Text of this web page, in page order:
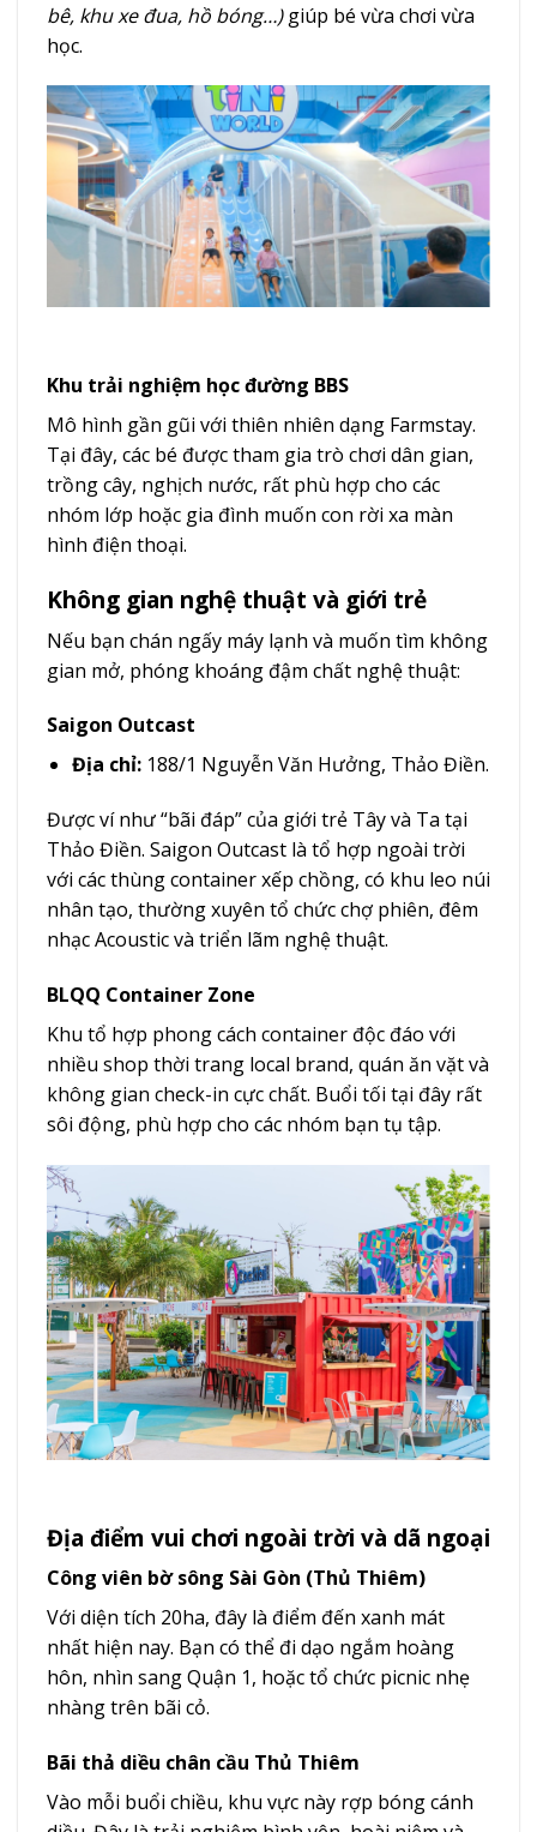
bê, khu xe đua, hồ bóng…)giúp bé vừa chơi vừa
học.
Khu trải nghiệm học đường BBS
Mô hình gần gũi với thiên nhiên dạng Farmstay.
Tại đây, các bé được tham gia trò chơi dân gian,
trồng cây, nghịch nước, rất phù hợp cho các
nhóm lớp hoặc gia đình muốn con rời xa màn
hình điện thoại.
Không gian nghệ thuật và giới trẻ
Nếu bạn chán ngấy máy lạnh và muốn tìm không
gian mở, phóng khoáng đậm chất nghệ thuật:
Saigon Outcast
Địa chỉ:188/1 Nguyễn Văn Hưởng, Thảo Điền.
Được ví như “bãi đáp” của giới trẻ Tây và Ta tại
Thảo Điền. Saigon Outcast là tổ hợp ngoài trời
với các thùng container xếp chồng, có khu leo núi
nhân tạo, thường xuyên tổ chức chợ phiên, đêm
nhạc Acoustic và triển lãm nghệ thuật.
BLQQ Container Zone
Khu tổ hợp phong cách container độc đáo với
nhiều shop thời trang local brand, quán ăn vặt và
không gian check-in cực chất. Buổi tối tại đây rất
sôi động, phù hợp cho các nhóm bạn tụ tập.
Địa điểm vui chơi ngoài trời và dã ngoại
Công viên bờ sông Sài Gòn (Thủ Thiêm)
Với diện tích 20ha, đây là điểm đến xanh mát
nhất hiện nay. Bạn có thể đi dạo ngắm hoàng
hôn, nhìn sang Quận 1, hoặc tổ chức picnic nhẹ
nhàng trên bãi cỏ.
Bãi thả diều chân cầu Thủ Thiêm
Vào mỗi buổi chiều, khu vực này rợp bóng cánh